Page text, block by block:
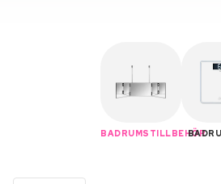
BADRUMSTILLBEHÖR